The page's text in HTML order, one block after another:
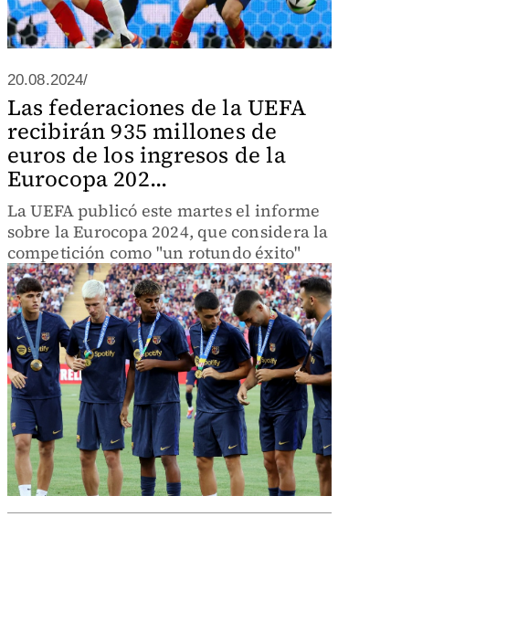
20.08.2024/
Las federaciones de la UEFA
recibirán 935 millones de
euros de los ingresos de la
Eurocopa 202...
La UEFA publicó este martes el informe
sobre la Eurocopa 2024, que considera la
competición como "un rotundo éxito"